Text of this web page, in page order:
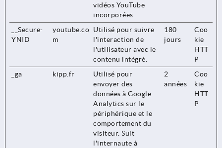
vidéos YouTube
incorporées
__Secure-
YNID
youtube.co
m
Utilisé pour suivre
l'interaction de
l'utilisateur avec le
contenu intégré.
180
jours
Coo
kie
HTT
P
_ga
kipp.fr
Utilisé pour
envoyer des
données à Google
Analytics sur le
périphérique et le
comportement du
visiteur. Suit
l'internaute à
2
années
Coo
kie
HTT
P